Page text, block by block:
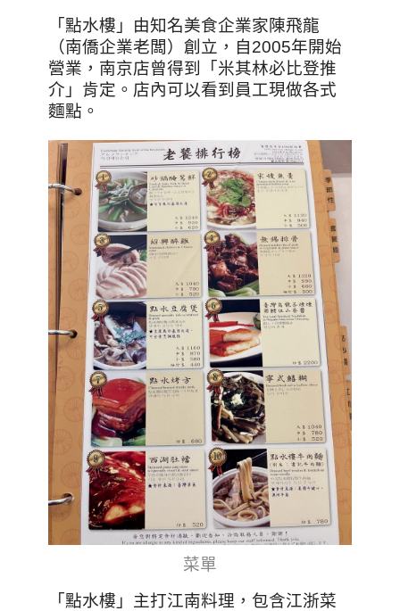
「點水樓」由知名美食企業家陳飛龍
（南僑企業老闆）創立，自2005年開始
營業，南京店曾得到「米其林必比登推
介」肯定。店內可以看到員工現做各式
麵點。
菜單
「點水樓」主打江南料理，包含江浙菜